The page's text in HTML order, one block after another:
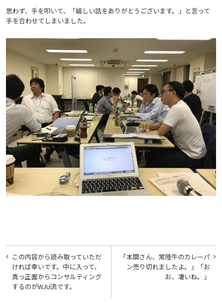
思わず、手を叩いて、「嬉しい話をありがとうございます。」と言って
手を合わせてしまいました。
投
稿
ナ
「本間さん、常陸牛のカレーパ
ン売り切れましたよ。」「お
お、凄いね。」
この内容から読み取っていただ
ければ幸いです。中に入って、
真っ正面からコンサルティング
するのがWJU流です。